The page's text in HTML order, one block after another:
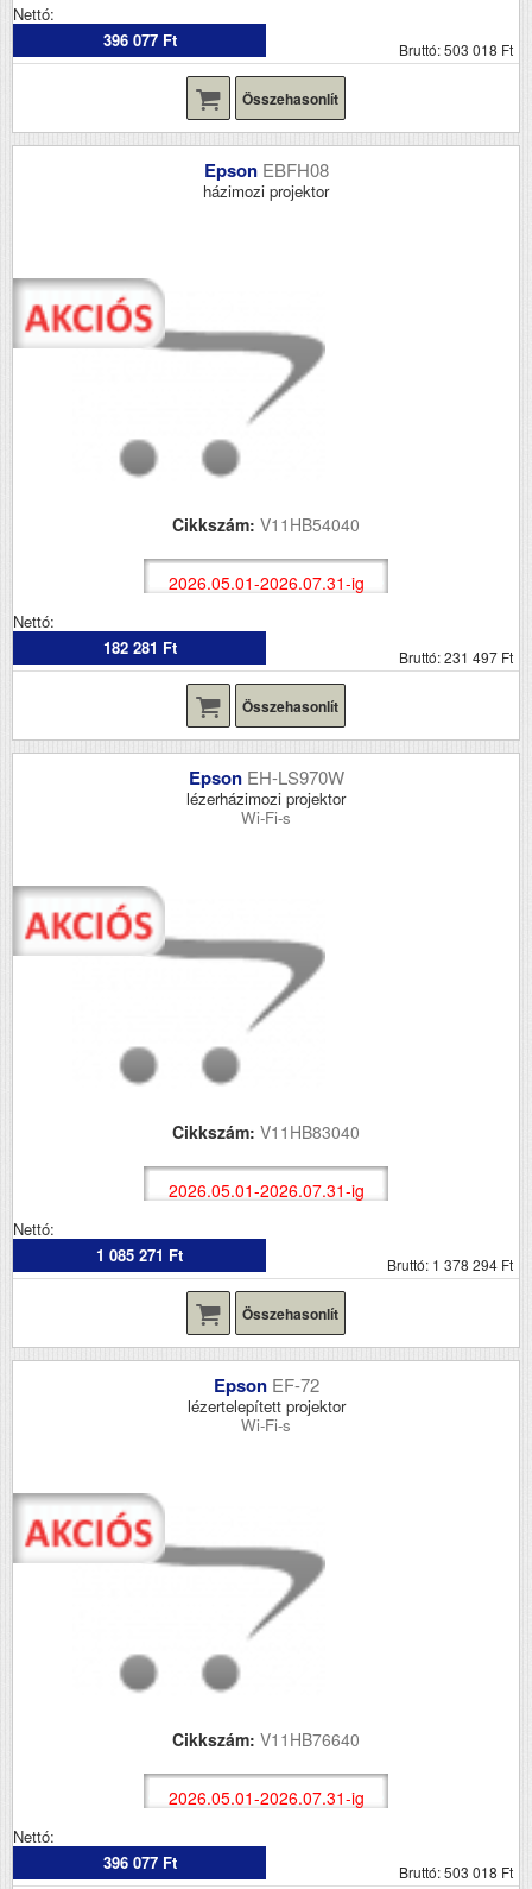
Nettó:
396 077 Ft
Bruttó: 503 018 Ft
Összehasonlít
Epson EBFH08
házimozi projektor
Cikkszám: V11HB54040
2026.05.01-2026.07.31-ig
Nettó:
182 281 Ft
Bruttó: 231 497 Ft
Összehasonlít
Epson EH-LS970W
lézerházimozi projektor
Wi-Fi-s
Cikkszám: V11HB83040
2026.05.01-2026.07.31-ig
Nettó:
1 085 271 Ft
Bruttó: 1 378 294 Ft
Összehasonlít
Epson EF-72
lézertelepített projektor
Wi-Fi-s
Cikkszám: V11HB76640
2026.05.01-2026.07.31-ig
Nettó:
396 077 Ft
Bruttó: 503 018 Ft